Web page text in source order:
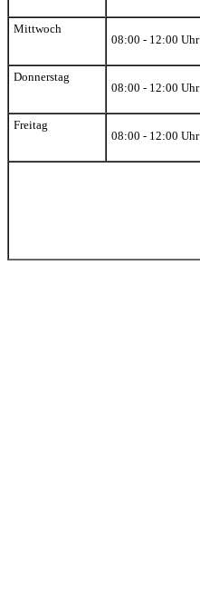
Mittwoch
08:00 - 12:00 Uhr
Donnerstag
08:00 - 12:00 Uhr
Freitag
08:00 - 12:00 Uhr